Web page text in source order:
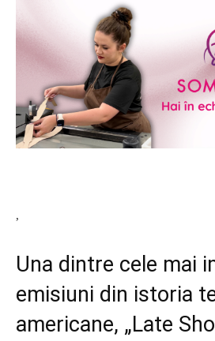
,
Una dintre cele mai
emisiuni din istoria
americane, „Late